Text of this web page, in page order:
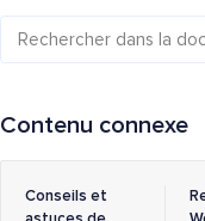
Contenu connexe
Conseils et